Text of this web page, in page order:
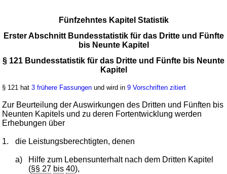
Fünfzehntes Kapitel Statistik
Erster Abschnitt Bundesstatistik für das Dritte und Fünfte
bis Neunte Kapitel
§ 121 Bundesstatistik für das Dritte und Fünfte bis Neunte
Kapitel
§ 121 hat3 frühere Fassungen und wird in9 Vorschriften zitiert
Zur Beurteilung der Auswirkungen des Dritten und Fünften bis
Neunten Kapitels und zu deren Fortentwicklung werden
Erhebungen über
1. die Leistungsberechtigten, denen
a)
Hilfe zum Lebensunterhalt nach dem Dritten Kapitel
(§§ 27 bis 40),